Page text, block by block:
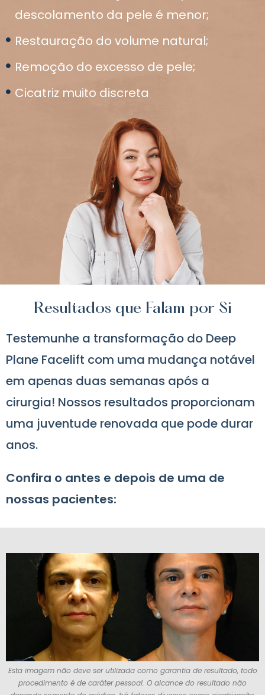
descolamento da pele é menor;
Restauração do volume natural;
Remoção do excesso de pele;
Cicatriz muito discreta
Resultados que Falam por Si
Testemunhe a transformação do Deep
Plane Facelift com uma mudança notável
em apenas duas semanas após a
cirurgia! Nossos resultados proporcionam
uma juventude renovada que pode durar
anos.
Confira o antes e depois de uma de
nossas pacientes:
Esta imagem não deve ser utilizada como garantia de resultado, todo
procedimento é de caráter pessoal. O alcance do resultado não